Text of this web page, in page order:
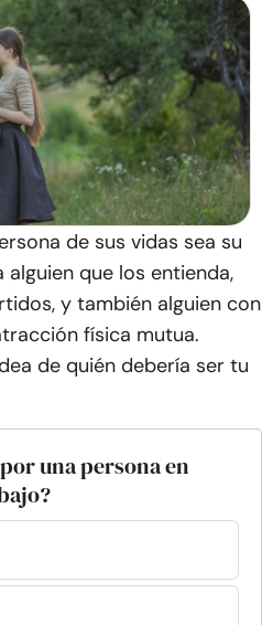
de sus vidas sea su
alguien que los entienda,
y también alguien con
física mutua.
de quién debería ser tu
una persona en